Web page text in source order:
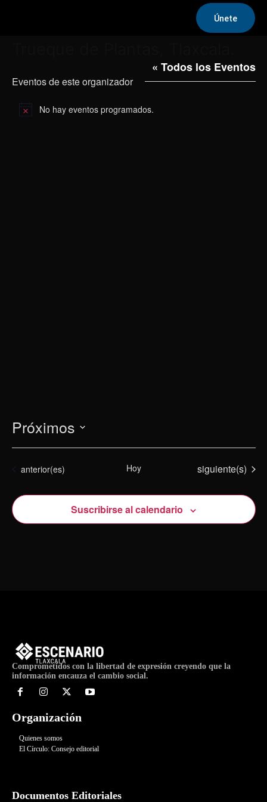
Únete
« Todos los Eventos
Eventos de este organizador
Aviso No hay eventos programados.
Próximos
fecha.
Eventos
anterior(es) Hoy Eventos
siguiente(s)
Suscribirse al calendario
Comprometidos con la libertad de expresión creyendo que la
información encauza el cambio social.
Organización
Quienes somos
El Círculo: Consejo editorial
Documentos Editoriales